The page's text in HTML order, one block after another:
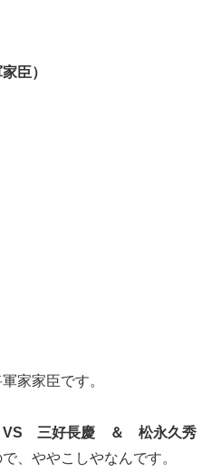
臣）
家家臣です。
三好長慶 ＆ 松永久秀
、ややこしやなんです。